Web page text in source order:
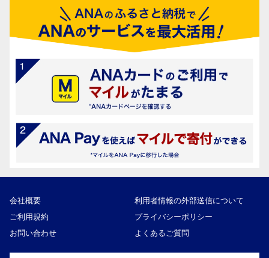
会社概要
利用者情報の外部送信について
ご利用規約
プライバシーポリシー
お問い合わせ
よくあるご質問